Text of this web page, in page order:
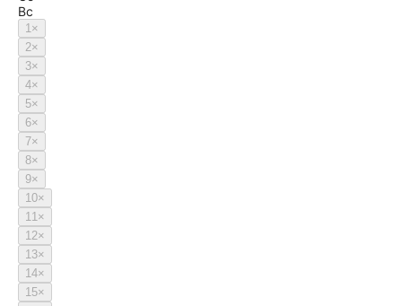
Вс
1×
2×
3×
4×
5×
6×
7×
8×
9×
10×
11×
12×
13×
14×
15×